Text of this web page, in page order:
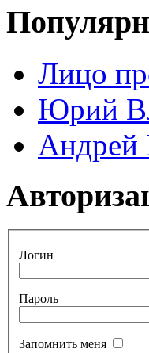
Лицо
Юрий
Андрей
Логин
Пароль
Запомнить меня